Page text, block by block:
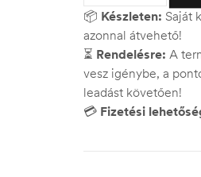
📦 Készleten: Saját
azonnal átvehető!
⏳ Rendelésre: A
vesz igénybe, a
leadást követően!
💳 Fizetési